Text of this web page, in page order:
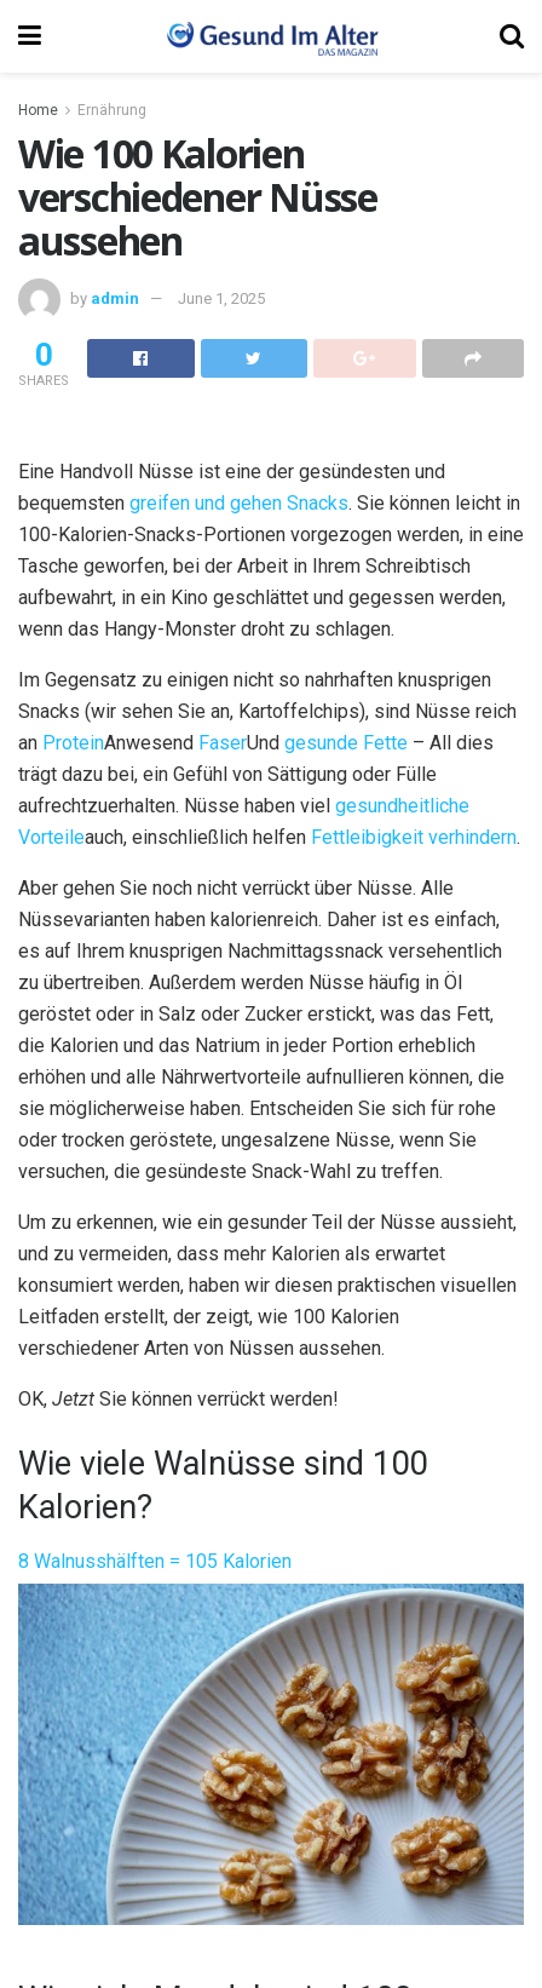
Home Ernährung
Wie 100 Kalorien
verschiedener Nüsse
aussehen
by admin June 1, 2025
0
SHARES
Eine Handvoll Nüsse ist eine der gesündesten und
bequemsten greifen und gehen Snacks. Sie können leicht in
100-Kalorien-Snacks-Portionen vorgezogen werden, in eine
Tasche geworfen, bei der Arbeit in Ihrem Schreibtisch
aufbewahrt, in ein Kino geschlättet und gegessen werden,
wenn das Hangy-Monster droht zu schlagen.
Im Gegensatz zu einigen nicht so nahrhaften knusprigen
Snacks (wir sehen Sie an, Kartoffelchips), sind Nüsse reich
an ProteinAnwesend FaserUnd gesunde Fette – All dies
trägt dazu bei, ein Gefühl von Sättigung oder Fülle
aufrechtzuerhalten. Nüsse haben viel gesundheitliche
Vorteileauch, einschließlich helfen Fettleibigkeit verhindern.
Aber gehen Sie noch nicht verrückt über Nüsse. Alle
Nüssevarianten haben kalorienreich. Daher ist es einfach,
es auf Ihrem knusprigen Nachmittagssnack versehentlich
zu übertreiben. Außerdem werden Nüsse häufig in Öl
geröstet oder in Salz oder Zucker erstickt, was das Fett,
die Kalorien und das Natrium in jeder Portion erheblich
erhöhen und alle Nährwertvorteile aufnullieren können, die
sie möglicherweise haben. Entscheiden Sie sich für rohe
oder trocken geröstete, ungesalzene Nüsse, wenn Sie
versuchen, die gesündeste Snack-Wahl zu treffen.
Um zu erkennen, wie ein gesunder Teil der Nüsse aussieht,
und zu vermeiden, dass mehr Kalorien als erwartet
konsumiert werden, haben wir diesen praktischen visuellen
Leitfaden erstellt, der zeigt, wie 100 Kalorien
verschiedener Arten von Nüssen aussehen.
OK, Jetzt Sie können verrückt werden!
Wie viele Walnüsse sind 100
Kalorien?
8 Walnusshälften = 105 Kalorien